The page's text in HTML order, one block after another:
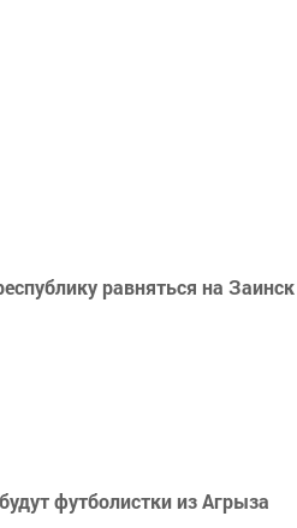
равняться на Заинск
футболистки из Агрыза